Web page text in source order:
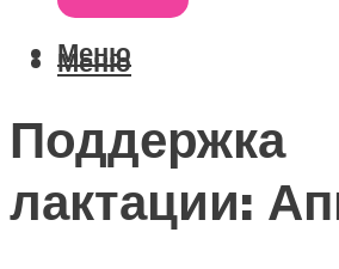
Меню
Меню
Поддержка
лактации: